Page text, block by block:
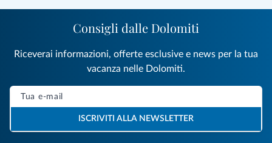
Consigli dalle Dolomiti
Riceverai informazioni, offerte esclusive e news per la tua
vacanza nelle Dolomiti.
ISCRIVITI ALLA NEWSLETTER